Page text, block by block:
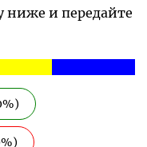
ниже и передайте
%)
%)